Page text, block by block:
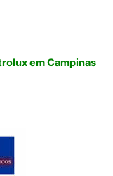
em Campinas